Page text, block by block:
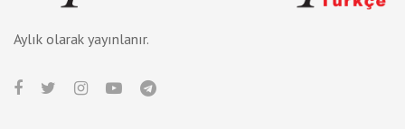
Aylık olarak yayınlanır.